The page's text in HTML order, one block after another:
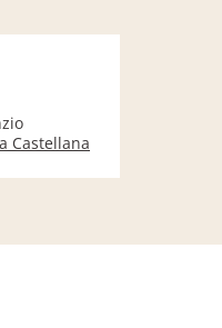
Castellana